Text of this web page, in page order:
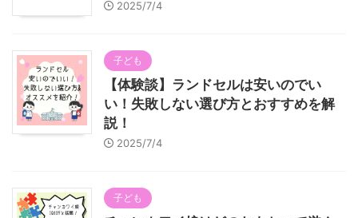
2025/7/4
子ども
【体験談】ランドセルは安いのでい
い！失敗しない選び方とおすすめを解
説！
2025/7/4
子ども